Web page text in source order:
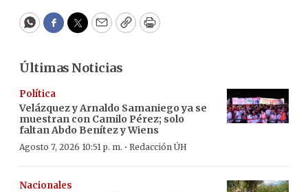
WhatsApp
Facebook
Twitter
EmailCopyPrint
Últimas Noticias
Política
Velázquez y Arnaldo Samaniego ya se
muestran con Camilo Pérez; solo
faltan Abdo Benítez y Wiens
Agosto 7, 2026 10:51 p. m. · Redacción ÚH
Nacionales